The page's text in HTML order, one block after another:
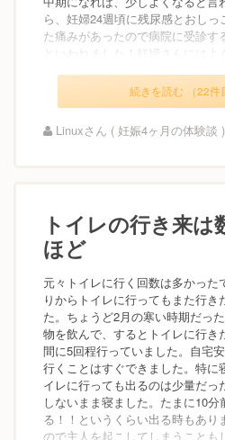
ら、妊婦24週頃に残尿感とおし
た痛みがあったので病院に受診す
といわれました！妊婦さんにはよ
続きを読む （22件
Linuxさん ( 妊娠4ヶ月の体験談 )
トイレの行き来
ほど
元々トイレに行く回数は多かった
りからトイレに行ってもまた行き
た。ちょうど2月の寒い時期だっ
物を飲んで、するとトイレに行き
間に5回程行っていました。自宅
行くことはすぐできました。特に
イレに行っても出るのは少量だっ
しないまま寝ました。たまに10
る！！というくらい出る時もあり
ので主人を起こしてしまうことも